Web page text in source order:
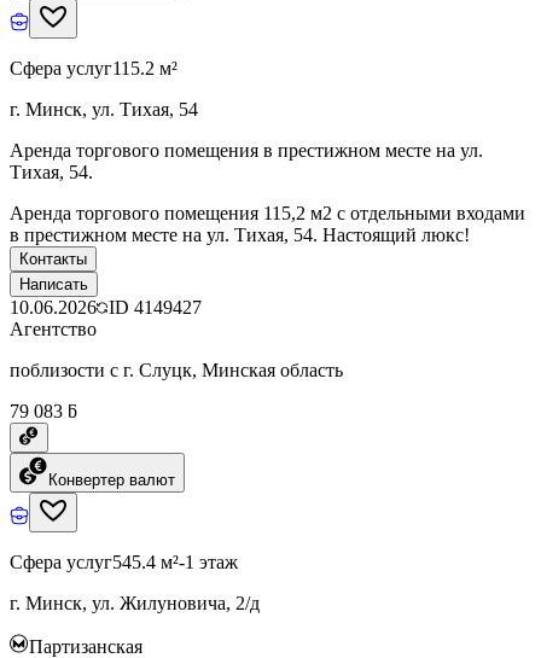
Сфера услуг115.2 м²
г. Минск, ул. Тихая, 54
Аренда торгового помещения в престижном месте на ул.
Тихая, 54.
Аренда торгового помещения 115,2 м2 с отдельными входами
в престижном месте на ул. Тихая, 54. Настоящий люкс!
Контакты
Написать
10.06.2026 ID 4149427
Агентство
поблизости с г. Слуцк, Минская область
79 083 ƃ
Конвертер валют
Сфера услуг545.4 м²-1 этаж
г. Минск, ул. Жилуновича, 2/д
Партизанская